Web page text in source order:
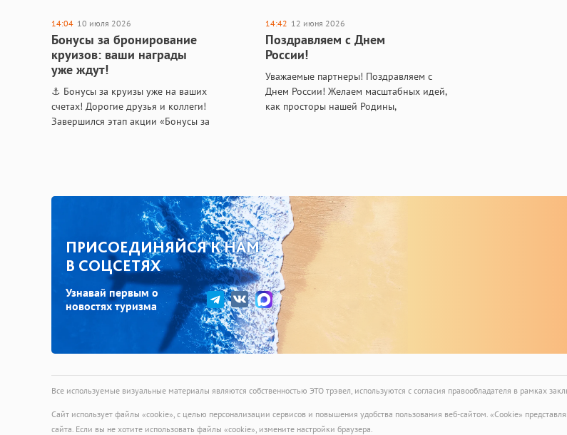
14:04 10 июля 2026
Бонусы за бронирование
круизов: ваши награды
уже ждут!
⚓️ Бонусы за круизы уже на ваших
счетах! Дорогие друзья и коллеги!
Завершился этап акции «Бонусы за
14:42 12 июня 2026
Поздравляем с Днем
России!
Уважаемые партнеры! Поздравляем с
Днем России! Желаем масштабных идей,
как просторы нашей Родины,
ПРИСОЕДИНЯЙСЯ К НАМ
В СОЦСЕТЯХ
Узнавай первым о
новостях туризма
Все используемые визуальные материалы являются собственностью ЭТО трэвел, используются с согласия правообладателя в рамках
Сайт использует файлы «cookie», с целью персонализации сервисов и повышения удобства пользования веб-сайтом. «Cookie»
сайта. Если вы не хотите использовать файлы «cookie», измените настройки браузера.